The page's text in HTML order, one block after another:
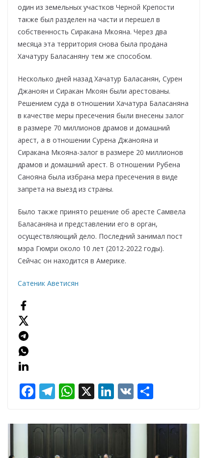
один из земельных участков Черной Крепости
также был разделен на части и перешел в
собственность Сиракана Мкояна. Через два
месяца эта территория снова была продана
Хачатуру Баласаняну тем же способом.
Несколько дней назад Хачатур Баласанян, Сурен
Джаноян и Сиракан Мкоян были арестованы.
Решением суда в отношении Хачатура Баласаняна
в качестве меры пресечения были внесены залог
в размере 70 миллионов драмов и домашний
арест, а в отношении Сурена Джанояна и
Сиракана Мкояна-залог в размере 20 миллионов
драмов и домашний арест. В отношении Рубена
Санояна была избрана мера пресечения в виде
запрета на выезд из страны.
Было также принято решение об аресте Самвела
Баласаняна и представлении его в орган,
осуществляющий дело. Последний занимал пост
мэра Гюмри около 10 лет (2012-2022 годы).
Сейчас он находится в Америке.
Сатеник Аветисян
F
e
b
o
T
e
gr
a
W
at
s
A
X Li
k
e
V
п
а